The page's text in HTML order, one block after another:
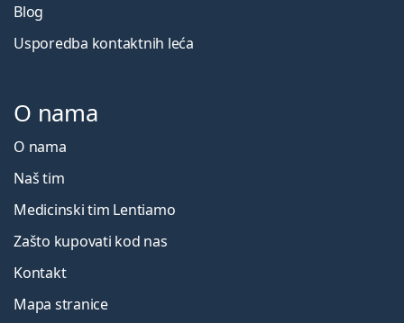
Blog
Usporedba kontaktnih leća
O nama
O nama
Naš tim
Medicinski tim Lentiamo
Zašto kupovati kod nas
Kontakt
Mapa stranice